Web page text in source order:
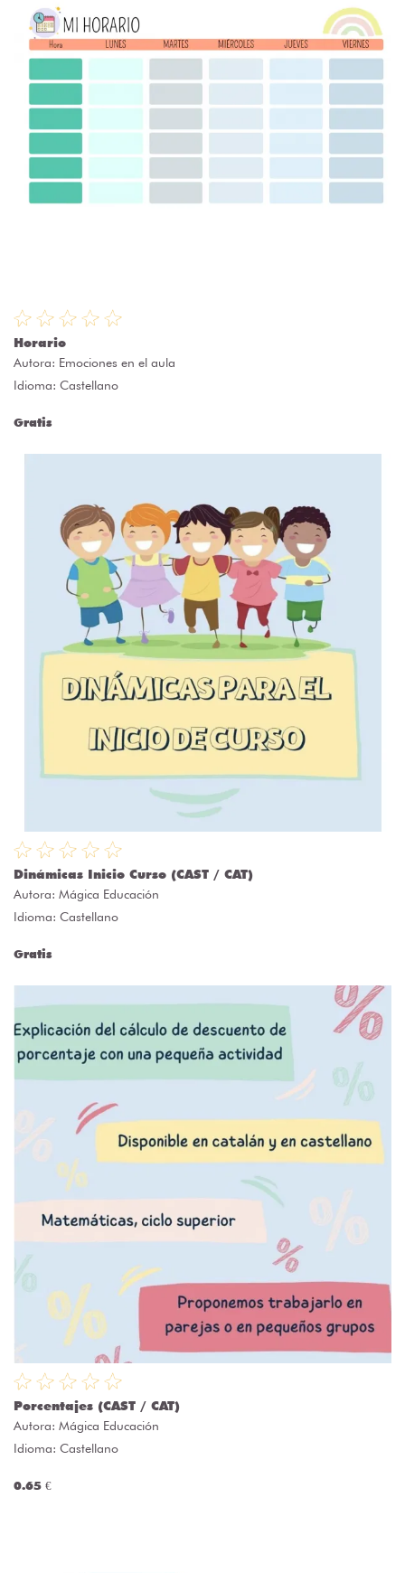
Horario
Autora: Emociones en el aula
Idioma: Castellano
Gratis
Dinámicas Inicio Curso (CAST / CAT)
Autora: Mágica Educación
Idioma: Castellano
Gratis
Porcentajes (CAST / CAT)
Autora: Mágica Educación
Idioma: Castellano
0.65 €